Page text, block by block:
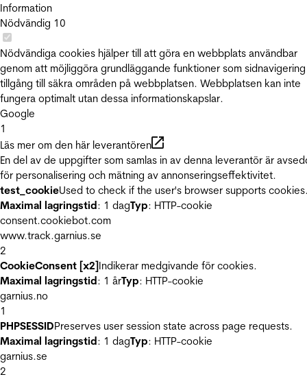
Information
Nödvändig 10
Nödvändiga cookies hjälper till att göra en webbplats användbar
genom att möjliggöra grundläggande funktioner som
tillgång till säkra områden på webbplatsen. Webbplatsen kan inte
fungera optimalt utan dessa informationskapslar.
Google
1
Läs mer om den här leverantören
En del av de uppgifter som samlas in av denna leverantör är
för personalisering och mätning av annonseringseffektivitet.
test_cookieUsed to check if the user's browser supports
Maximal lagringstid: 1 dagTyp: HTTP-cookie
consent.cookiebot.com
www.track.garnius.se
2
CookieConsent [x2]Indikerar medgivande för cookies.
Maximal lagringstid: 1 årTyp: HTTP-cookie
garnius.no
1
PHPSESSIDPreserves user session state across page requests.
Maximal lagringstid: 1 dagTyp: HTTP-cookie
garnius.se
2